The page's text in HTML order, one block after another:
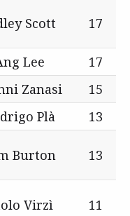
Scott 17
Lee
17
Zanasi
15
Plà 13
Burton 13
Virzì 11